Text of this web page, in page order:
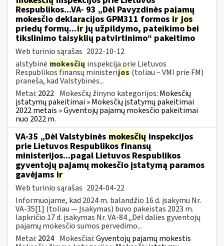
Respublikos...VA- 93 „Dėl Pavyzdinės pajamų
mokesčio deklaracijos GPM311 formos ir jos
priedų formų...irjų užpildymo, pateikimo bei
tikslinimo taisyklių patvirtinimo“ pakeitimo
Web turinio sąrašas 2022-10-12
alstybinė mokesčių inspekcija prie Lietuvos
Respublikos finansų ministerijos (toliau – VMI prie FM)
praneša, kad Valstybinės...
Metai: 2022 Mokesčių žinyno kategorijos: Mokesčių
įstatymų pakeitimai » Mokesčių įstatymų pakeitimai
2022 metais » Gyventojų pajamų mokesčio pakeitimai
nuo 2022 m.
VA-35 „Dėl Valstybinės mokesčių inspekcijos
prie Lietuvos Respublikos finansų
ministerijos...pagal Lietuvos Respublikos
gyventojų pajamų mokesčio įstatymą paramos
gavėjams ir
Web turinio sąrašas 2024-04-22
Informuojame, kad 2024 m. balandžio 16 d. įsakymu Nr.
VA-35[1] (toliau — Įsakymas) buvo pakeistas 2023 m.
lapkričio 17 d. įsakymas Nr. VA-84 „Dėl dalies gyventojų
pajamų mokesčio sumos pervedimo...
Metai: 2024 Mokesčiai:Gyventojų pajamų mokestis